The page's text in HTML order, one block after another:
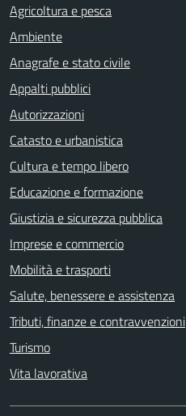
Agricoltura e pesca
Ambiente
Anagrafe e stato civile
Appalti pubblici
Autorizzazioni
Catasto e urbanistica
Cultura e tempo libero
Educazione e formazione
Giustizia e sicurezza pubblica
Imprese e commercio
Mobilità e trasporti
Salute, benessere e assistenza
Tributi, finanze e contravvenzioni
Turismo
Vita lavorativa